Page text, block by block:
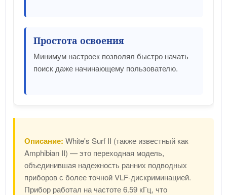
Простота освоения
Минимум настроек позволял быстро начать
поиск даже начинающему пользователю.
Описание: White's Surf II (также известный как
Amphibian II) — это переходная модель,
объединившая надежность ранних подводных
приборов с более точной VLF-дискриминацией.
Прибор работал на частоте 6.59 кГц, что